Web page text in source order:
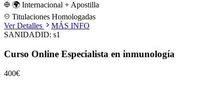
🌍 Internacional + Apostilla
Titulaciones Homologadas
Ver Detalles
MÁS INFO
SANIDADID: s1
Curso Online Especialista en inmunología
400€